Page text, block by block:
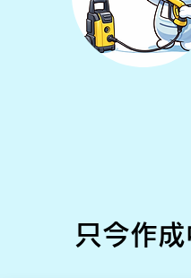
只今作成